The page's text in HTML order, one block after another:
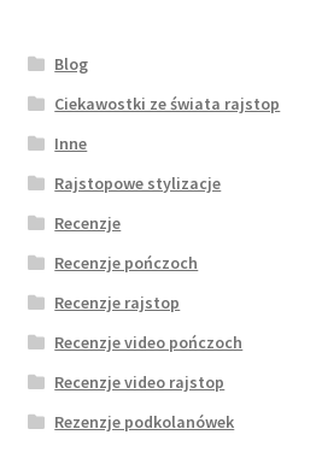
Blog
Ciekawostki ze świata rajstop
Inne
Rajstopowe stylizacje
Recenzje
Recenzje pończoch
Recenzje rajstop
Recenzje video pończoch
Recenzje video rajstop
Rezenzje podkolanówek